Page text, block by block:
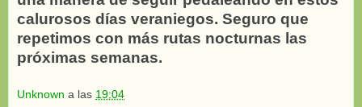
calurosos días veraniegos. Seguro que
repetimos con más rutas nocturnas las
próximas semanas.
Unknown a las 19:04